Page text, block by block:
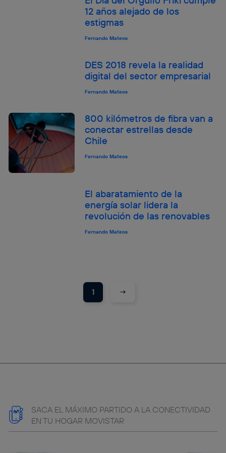
12 años alejado de los
estigmas
Fernando Mateos
DES 2018 revela la realidad
digital del sector empresarial
Fernando Mateos
800 kilómetros de fibra van a
conectar estrellas desde
Chile
Fernando Mateos
El abaratamiento de la
energía solar lidera la
revolución de las renovables
Fernando Mateos
1 →
SACA EL MÁXIMO PARTIDO A LA CONECTIVIDAD
EN TU HOGAR MOVISTAR
el marketing o análisis se realizará en función de las
actividades de navegación de los miembros del hogar
que hayan dado su consentimiento.
datos móviles, el marketing será más
Puedes gestionar los consentimientos Utiq seleccionando
“Administrar Utiq” en la parte inferior de esta página web o
portal de privacidad de Utiq